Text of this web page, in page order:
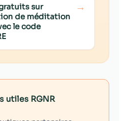
sur
de méditation
le code
→
utiles RGNR